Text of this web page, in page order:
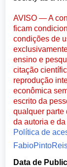
AVISO — A
ficam
condições de
ensino e
citação
reprodução
econômica
escrito da
qualquer parte
da autoria e
Política de
Data de